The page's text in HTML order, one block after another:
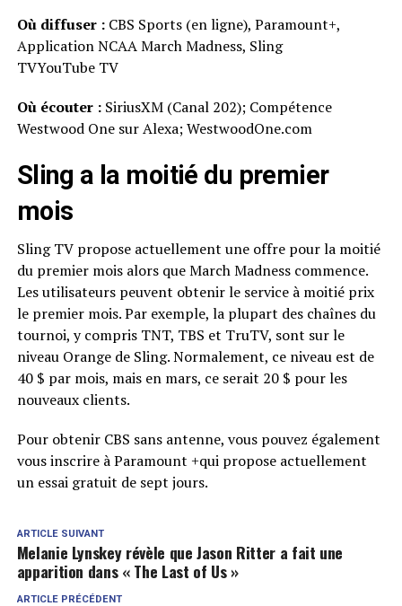
Où diffuser : CBS Sports (en ligne), Paramount+,
Application NCAA March Madness, Sling
TVYouTube TV
Où écouter :SiriusXM (Canal 202); Compétence
Westwood One sur Alexa; WestwoodOne.com
Sling a la moitié du premier
mois
Sling TV propose actuellement une offre pour la moitié
du premier mois alors que March Madness commence.
Les utilisateurs peuvent obtenir le service à moitié prix
le premier mois. Par exemple, la plupart des chaînes du
tournoi, y compris TNT, TBS et TruTV, sont sur le
niveau Orange de Sling. Normalement, ce niveau est de
40 $ par mois, mais en mars, ce serait 20 $ pour les
nouveaux clients.
Pour obtenir CBS sans antenne, vous pouvez également
vous inscrire à Paramount +qui propose actuellement
un essai gratuit de sept jours.
ARTICLE SUIVANT
Melanie Lynskey révèle que Jason Ritter a fait une
apparition dans « The Last of Us »
ARTICLE PRÉCÉDENT